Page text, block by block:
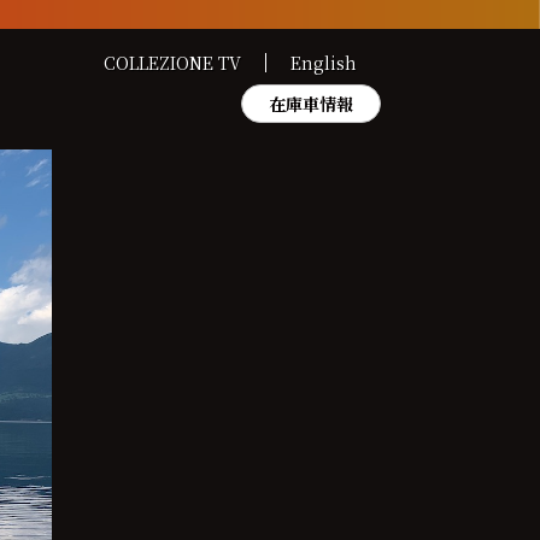
COLLEZIONE TV
English
在庫車情報